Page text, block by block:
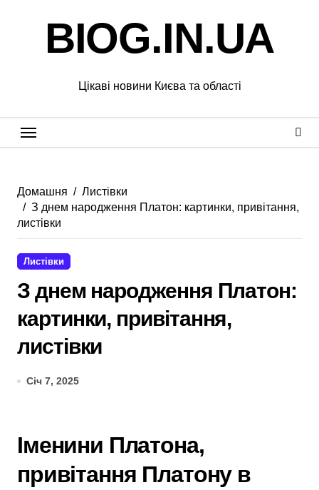
BIOG.IN.UA
Цікаві новини Києва та області
Домашня
Листівки
З днем народження Платон: картинки, привітання,
листівки
Листівки
З днем народження Платон:
картинки, привітання,
листівки
Січ 7, 2025
Іменини Платона,
привітання Платону в